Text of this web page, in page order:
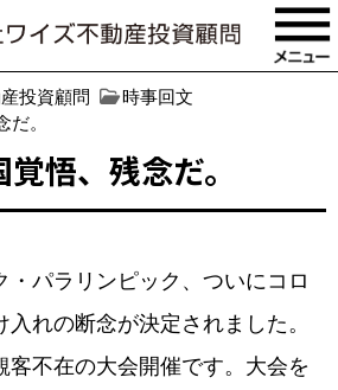
投資顧問
時事回文
。
悟、残念だ。
パラリンピック、ついにコロ
れの断念が決定されました。
客不在の大会開催です。大会を